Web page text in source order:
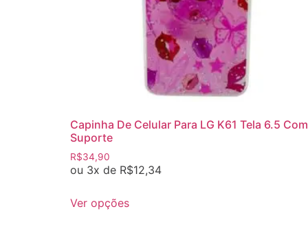
Capinha De Celular Para LG K61 Tela 6.5 Com
Suporte
R$34,90
ou 3x de R$12,34
Ver opções